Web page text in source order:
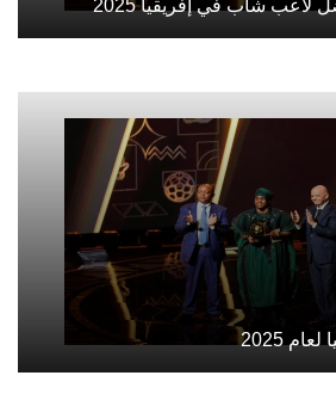
لاعب شاب في إفريقيا 2025
2025